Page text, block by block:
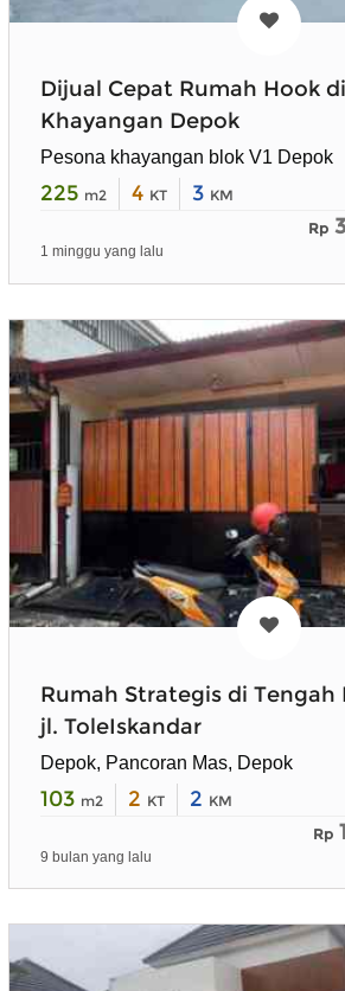
Dijual Cepat Rumah Hook
Khayangan Depok
Pesona khayangan blok V1 Depok
225 m2 4 KT 3 KM
Rp
1 minggu yang lalu
Rumah Strategis di Tengah
jl. ToleIskandar
Depok, Pancoran Mas, Depok
103 m2 2 KT 2 KM
Rp
9 bulan yang lalu